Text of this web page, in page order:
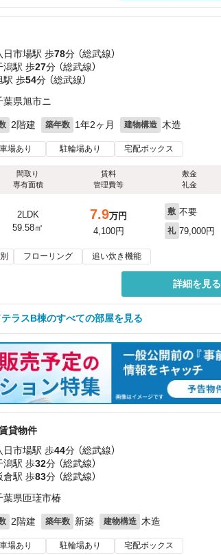
日市場駅 歩78分 （総武線）
潟駅 歩27分 （総武線）
駅 歩54分 （総武線）
葉県旭市ニ
2階建 築年数 1年2ヶ月 建物構造 木造
場あり 駐輪場あり 宅配ボックス
間取り
専有面積
賃料
管理費等
敷金
礼金
2LDK
59.58㎡
7.9万円
4,100円
敷 不要
礼 79,000円
フローリング 追い炊き機能
詳細を見る
ラスB棟のすべての部屋を見る
貸物件
日市場駅 歩44分 （総武線）
潟駅 歩32分 （総武線）
倉駅 歩83分 （総武線）
葉県匝瑳市椿
2階建 築年数 新築 建物構造 木造
場あり 駐輪場あり 宅配ボックス